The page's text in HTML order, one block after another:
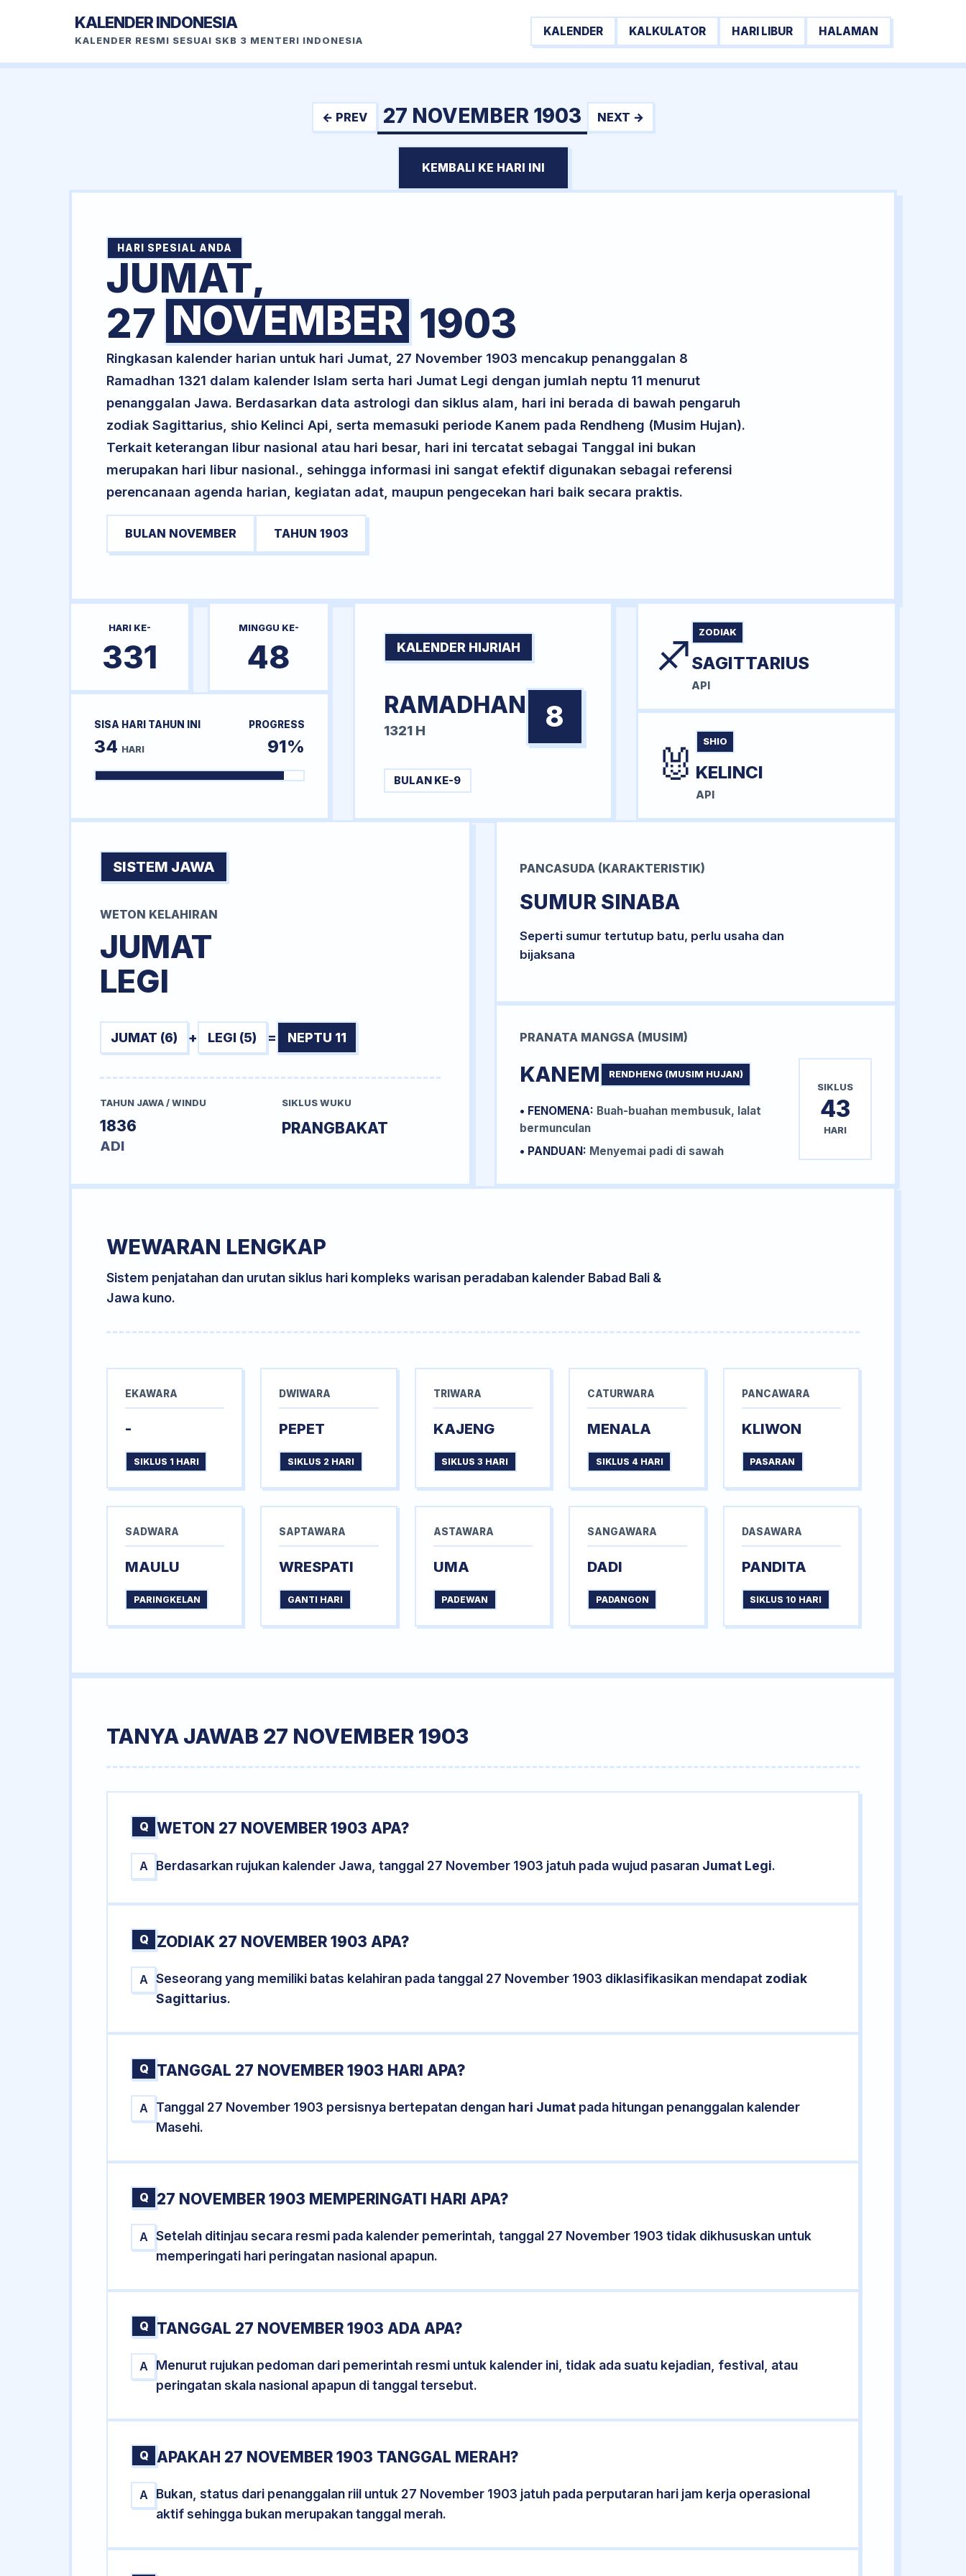
KALENDER INDONESIA
KALENDER RESMI SESUAI SKB 3 MENTERI INDONESIA
KALENDER KALKULATOR HARI LIBUR HALAMAN
← PREV 27 NOVEMBER 1903 NEXT →
KEMBALI KE HARI INI
HARI SPESIAL ANDA
JUMAT,
27 NOVEMBER 1903
Ringkasan kalender harian untuk hari Jumat, 27 November 1903 mencakup penanggalan 8
Ramadhan 1321 dalam kalender Islam serta hari Jumat Legi dengan jumlah neptu 11 menurut
penanggalan Jawa. Berdasarkan data astrologi dan siklus alam, hari ini berada di bawah pengaruh
zodiak Sagittarius, shio Kelinci Api, serta memasuki periode Kanem pada Rendheng (Musim Hujan).
Terkait keterangan libur nasional atau hari besar, hari ini tercatat sebagai Tanggal ini bukan
merupakan hari libur nasional., sehingga informasi ini sangat efektif digunakan sebagai referensi
perencanaan agenda harian, kegiatan adat, maupun pengecekan hari baik secara praktis.
BULAN NOVEMBER TAHUN 1903
HARI KE-
331
MINGGU KE-
48
SISA HARI TAHUN INI
34 HARI
PROGRESS
91%
KALENDER HIJRIAH
RAMADHAN
1321 H 8
BULAN KE-9
♐ ZODIAK
SAGITTARIUS
API
🐰 SHIO
KELINCI
API
SISTEM JAWA
WETON KELAHIRAN
JUMAT
LEGI
JUMAT (6) + LEGI (5) = NEPTU 11
TAHUN JAWA / WINDU
1836
ADI
SIKLUS WUKU
PRANGBAKAT
PANCASUDA (KARAKTERISTIK)
SUMUR SINABA
Seperti sumur tertutup batu, perlu usaha dan
bijaksana
PRANATA MANGSA (MUSIM)
KANEM RENDHENG (MUSIM HUJAN)
• FENOMENA: Buah-buahan membusuk, lalat
bermunculan
• PANDUAN: Menyemai padi di sawah
SIKLUS
43
HARI
WEWARAN LENGKAP
Sistem penjatahan dan urutan siklus hari kompleks warisan peradaban kalender Babad Bali &
Jawa kuno.
EKAWARA
-
SIKLUS 1 HARI
DWIWARA
PEPET
SIKLUS 2 HARI
TRIWARA
KAJENG
SIKLUS 3 HARI
CATURWARA
MENALA
SIKLUS 4 HARI
PANCAWARA
KLIWON
PASARAN
SADWARA
MAULU
PARINGKELAN
SAPTAWARA
WRESPATI
GANTI HARI
ASTAWARA
UMA
PADEWAN
SANGAWARA
DADI
PADANGON
DASAWARA
PANDITA
SIKLUS 10 HARI
TANYA JAWAB 27 NOVEMBER 1903
Q WETON 27 NOVEMBER 1903 APA?
A Berdasarkan rujukan kalender Jawa, tanggal 27 November 1903 jatuh pada wujud pasaran Jumat Legi.
Q ZODIAK 27 NOVEMBER 1903 APA?
A Seseorang yang memiliki batas kelahiran pada tanggal 27 November 1903 diklasifikasikan mendapat zodiak
Sagittarius.
Q TANGGAL 27 NOVEMBER 1903 HARI APA?
A Tanggal 27 November 1903 persisnya bertepatan dengan hari Jumat pada hitungan penanggalan kalender
Masehi.
Q 27 NOVEMBER 1903 MEMPERINGATI HARI APA?
A Setelah ditinjau secara resmi pada kalender pemerintah, tanggal 27 November 1903 tidak dikhususkan untuk
memperingati hari peringatan nasional apapun.
Q TANGGAL 27 NOVEMBER 1903 ADA APA?
A
Menurut rujukan pedoman dari pemerintah resmi untuk kalender ini, tidak ada suatu kejadian, festival, atau
peringatan skala nasional apapun di tanggal tersebut.
Q APAKAH 27 NOVEMBER 1903 TANGGAL MERAH?
A
Bukan, status dari penanggalan riil untuk 27 November 1903 jatuh pada perputaran hari jam kerja operasional
aktif sehingga bukan merupakan tanggal merah.